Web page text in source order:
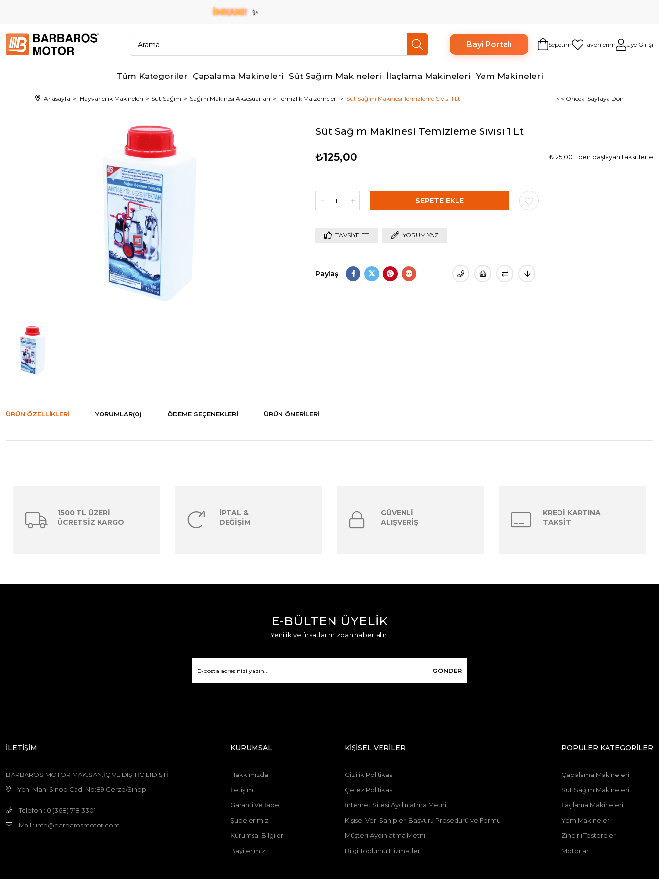
6 TAKSİT İMKANI! ✨
Bayi Portalı Sepetim Favorilerim Üye Girişi
Tüm Kategoriler Çapalama Makineleri Süt Sağım Makineleri İlaçlama Makineleri Yem Makineleri
Anasayfa Hayvancılık Makineleri Süt Sağım Sağım Makinesi Aksesuarları Temizlik Malzemeleri Süt Sağım Makinesi Temizleme Sıvısı 1 Lt < < Önceki Sayfaya Dön
Süt Sağım Makinesi Temizleme Sıvısı 1 Lt
₺125,00 ₺125,00 `den başlayan taksitlerle
TAVSIYE ET YORUM YAZ
Paylaş
ÜRÜN ÖZELLIKLERI YORUMLAR(0) ÖDEME SEÇENEKLERI ÜRÜN ÖNERILERI
1500 TL ÜZERİ
ÜCRETSİZ KARGO
İPTAL &
DEĞİŞİM
GÜVENLİ
ALIŞVERİŞ
KREDİ KARTINA
TAKSİT
E-BÜLTEN ÜYELİK
Yenilik ve fırsatlarımızdan haber alın!
GÖNDER
İLETİŞİM
BARBAROS MOTOR MAK.SAN.İÇ VE DIŞ.TİC.LTD.ŞTİ.
Yeni Mah. Sinop Cad. No:89 Gerze/Sinop
Telefon : 0 (368) 718 3301
Mail : info@barbarosmotor.com
KURUMSAL
Hakkımızda
İletişim
Garanti Ve İade
Şubelerimiz
Kurumsal Bilgiler
Bayilerimiz
KİŞİSEL VERİLER
Gizlilik Politikası
Çerez Politikası
İnternet Sitesi Aydınlatma Metni
Kişisel Veri Sahipleri Başvuru Prosedürü ve Formu
Müşteri Aydınlatma Metni
Bilgi Toplumu Hizmetleri
POPÜLER KATEGORİLER
Çapalama Makineleri
Süt Sağım Makineleri
İlaçlama Makineleri
Yem Makineleri
Zincirli Testereler
Motorlar